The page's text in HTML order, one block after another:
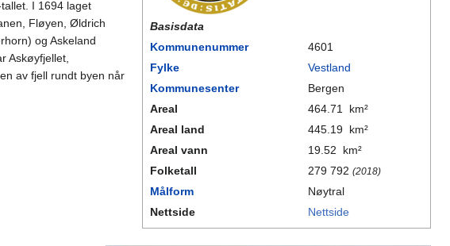
Basisdata
Kommunenummer
4601
Fylke
Vestland
Kommunesenter
Bergen
Areal
464.71 km²
Areal land
445.19 km²
Areal vann
19.52 km²
Folketall
279 792 (2018)
Målform
Nøytral
Nettside
Nettside
I 1694 laget
Fløyen, Øldrich
og Askeland
Askøyfjellet,
av fjell rundt byen når